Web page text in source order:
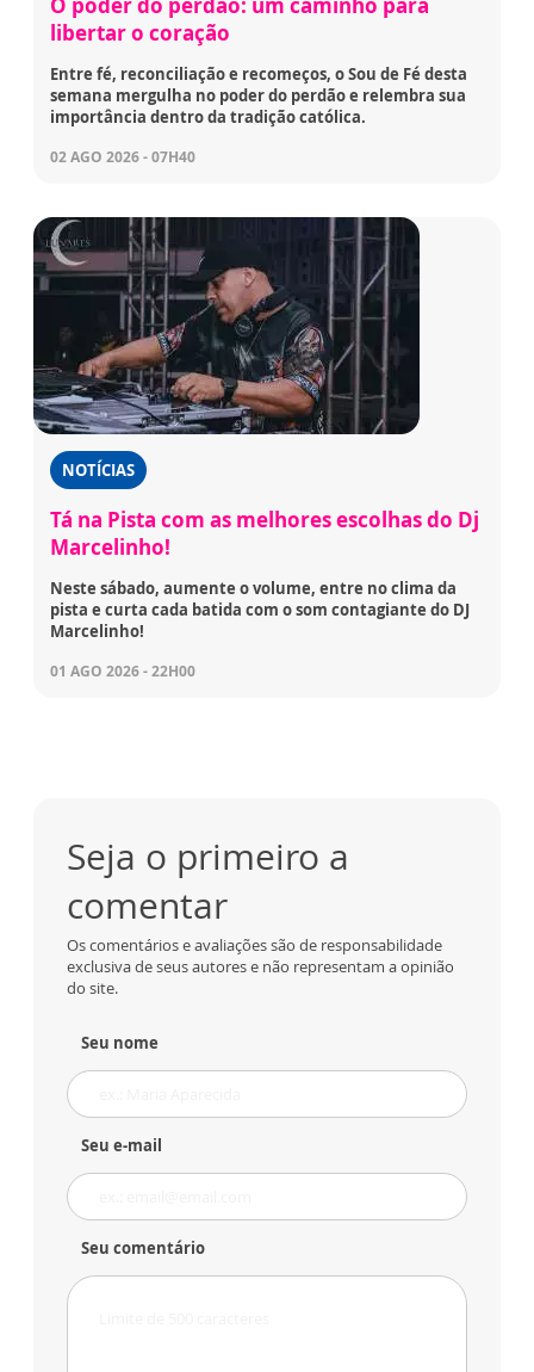
O poder do perdão: um caminho para
libertar o coração
Entre fé, reconciliação e recomeços, o Sou de Fé desta
semana mergulha no poder do perdão e relembra sua
importância dentro da tradição católica.
02 AGO 2026 - 07H40
NOTÍCIAS
Tá na Pista com as melhores escolhas do Dj
Marcelinho!
Neste sábado, aumente o volume, entre no clima da
pista e curta cada batida com o som contagiante do DJ
Marcelinho!
01 AGO 2026 - 22H00
Seja o primeiro a
comentar
Os comentários e avaliações são de responsabilidade
exclusiva de seus autores e não representam a opinião
do site.
Seu nome
Seu e-mail
Seu comentário